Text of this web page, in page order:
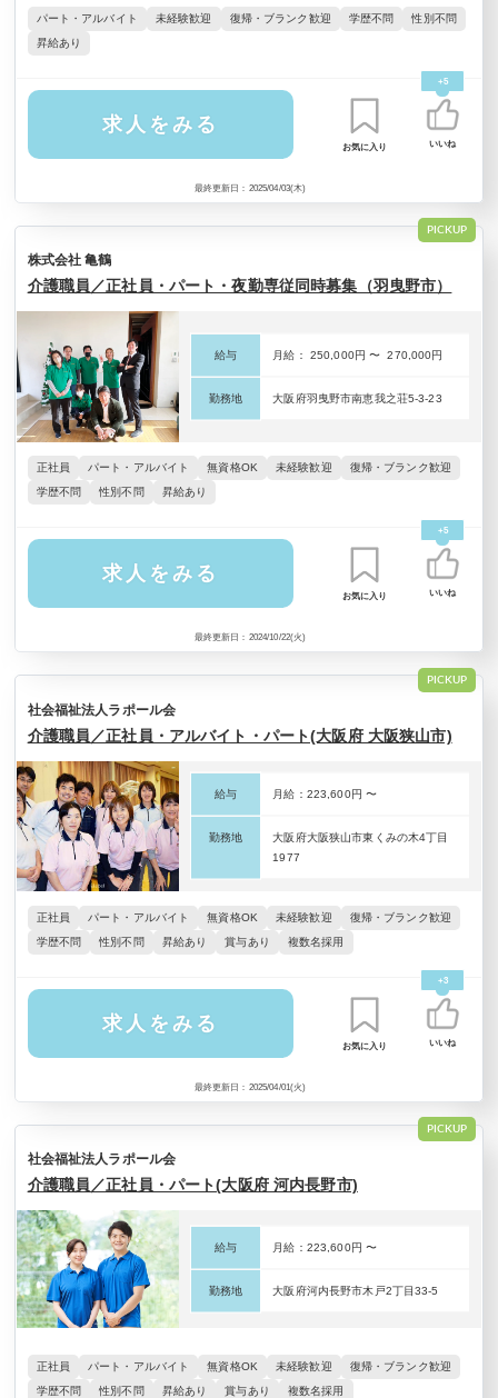
パート・アルバイト 未経験歓迎 復帰・ブランク歓迎 学歴不問
性別不問
昇給あり
最終更新日：2025/04/03(木)
求人をみる
お気に入り
+5
いいね
株式会社 亀鶴
PICKUP
介護職員／正社員・パート・夜勤専従同時募集（羽曳野市）
正社員 パート・アルバイト 無資格OK 未経験歓迎
復帰・ブランク歓迎
学歴不問
性別不問 昇給あり
給与 月給： 250,000円 〜 270,000円
勤務地 大阪府羽曳野市南恵我之荘5-3-23
最終更新日：2024/10/22(火)
求人をみる
お気に入り
+5
いいね
社会福祉法人ラポール会
PICKUP
介護職員／正社員・アルバイト・パート(大阪府 大阪狭山市)
正社員 パート・アルバイト 無資格OK 未経験歓迎
復帰・ブランク歓迎
学歴不問
性別不問 昇給あり 賞与あり 複数名採用
給与 月給：223,600円 〜
勤務地
大阪府大阪狭山市東くみの木4丁目
1977
最終更新日：2025/04/01(火)
求人をみる
お気に入り
+3
いいね
社会福祉法人ラポール会
PICKUP
介護職員／正社員・パート(大阪府 河内長野市)
正社員 パート・アルバイト 無資格OK 未経験歓迎
復帰・ブランク歓迎
学歴不問
性別不問 昇給あり 賞与あり 複数名採用
給与 月給：223,600円 〜
勤務地 大阪府河内長野市木戸2丁目33-5